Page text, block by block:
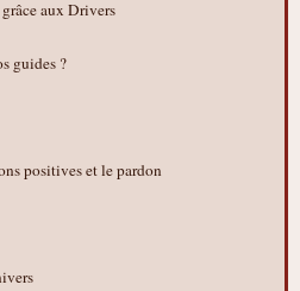
aux Drivers
guides ?
positives et le pardon